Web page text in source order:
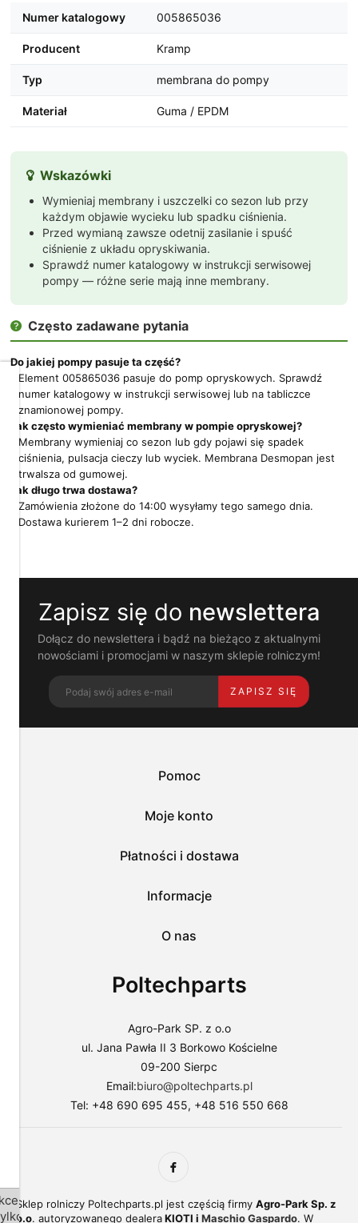
Numer katalogowy 005865036
Producent Kramp
Typ membrana do pompy
Materiał Guma / EPDM
 Wskazówki
Wymieniaj membrany i uszczelki co sezon lub przy
każdym objawie wycieku lub spadku ciśnienia.
Przed wymianą zawsze odetnij zasilanie i spuść
ciśnienie z układu opryskiwania.
Sprawdź numer katalogowy w instrukcji serwisowej
pompy — różne serie mają inne membrany.
 Często zadawane pytania
Do jakiej pompy pasuje ta część?
Element 005865036 pasuje do pomp opryskowych. Sprawdź
numer katalogowy w instrukcji serwisowej lub na tabliczce
znamionowej pompy.
Jak często wymieniać membrany w pompie opryskowej?
Membrany wymieniaj co sezon lub gdy pojawi się spadek
ciśnienia, pulsacja cieczy lub wyciek. Membrana Desmopan jest
trwalsza od gumowej.
Jak długo trwa dostawa?
Zamówienia złożone do 14:00 wysyłamy tego samego dnia.
Dostawa kurierem 1–2 dni robocze.
Zapisz się do newslettera
Dołącz do newslettera i bądź na bieżąco z aktualnymi
nowościami i promocjami w naszym sklepie rolniczym!
ZAPISZ SIĘ
Poltechparts
Agro-Park SP. z o.o
ul. Jana Pawła II 3 Borkowo Kościelne
09-200 Sierpc
Email:biuro@poltechparts.pl
Tel: +48 690 695 455, +48 516 550 668
Pomoc
Moje konto
Płatności i dostawa
Informacje
O nas
Sklep rolniczy Poltechparts.pl jest częścią firmy Agro-Park Sp. z
o.o. autoryzowanego dealeraKIOTI i Maschio Gaspardo. W
Dbamy
o
Twoją
prywatność
Pliki
cookies
pokrewne
im
działanie
pomagają
dostosować
ofertę